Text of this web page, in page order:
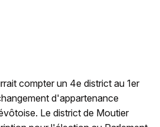
compter un 4e district au 1er
d'appartenance
Le district de Moutier